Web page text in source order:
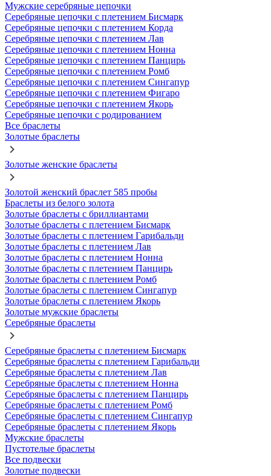
Мужские серебряные цепочки
Серебряные цепочки с плетением Бисмарк
Серебряные цепочки с плетением Корда
Серебряные цепочки с плетением Лав
Серебряные цепочки с плетением Нонна
Серебряные цепочки с плетением Панцирь
Серебряные цепочки с плетением Ромб
Серебряные цепочки с плетением Сингапур
Серебряные цепочки с плетением Фигаро
Серебряные цепочки с плетением Якорь
Серебряные цепочки с родированием
Все браслеты
Золотые браслеты
Золотые женские браслеты
Золотой женский браслет 585 пробы
Браслеты из белого золота
Золотые браслеты с бриллиантами
Золотые браслеты с плетением Бисмарк
Золотые браслеты с плетением Гарибальди
Золотые браслеты с плетением Лав
Золотые браслеты с плетением Нонна
Золотые браслеты с плетением Панцирь
Золотые браслеты с плетением Ромб
Золотые браслеты с плетением Сингапур
Золотые браслеты с плетением Якорь
Золотые мужские браслеты
Серебряные браслеты
Серебряные браслеты с плетением Бисмарк
Серебряные браслеты с плетением Гарибальди
Серебряные браслеты с плетением Лав
Серебряные браслеты с плетением Нонна
Серебряные браслеты с плетением Панцирь
Серебряные браслеты с плетением Ромб
Серебряные браслеты с плетением Сингапур
Серебряные браслеты с плетением Якорь
Мужские браслеты
Пустотелые браслеты
Все подвески
Золотые подвески